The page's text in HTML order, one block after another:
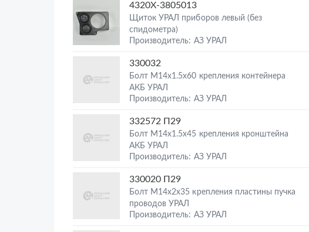
4320Х-3805013
Щиток УРАЛ приборов левый (без
спидометра)
Производитель: АЗ УРАЛ
330032
Болт М14х1.5х60 крепления контейнера
АКБ УРАЛ
Производитель: АЗ УРАЛ
332572 П29
Болт М14х1.5х45 крепления кронштейна
АКБ УРАЛ
Производитель: АЗ УРАЛ
330020 П29
Болт М14х2х35 крепления пластины пучка
проводов УРАЛ
Производитель: АЗ УРАЛ